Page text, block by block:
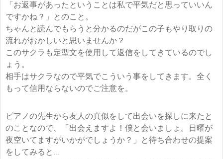
「お返事があったということは私で平気だと思っていいん
ですかね？」とのこと。
ちゃんと読んでもらうと分かるのだがこの子もやり取りの
流れがおかしいと思いませんか？
このサクラも定型文を使用して返信をしてきているのでし
ょう。
相手はサクラなので平気でこういう事をしてきます。全く
もって信用ならないのでご注意を。
ピアノの先生から友人の真似をして出会いを探しに来たと
のことなので、「出会えますよ！僕と会いましょ。日曜が
夜空いてますがいかがでしょうか？」と待ち合わせの提案
をしてみると…